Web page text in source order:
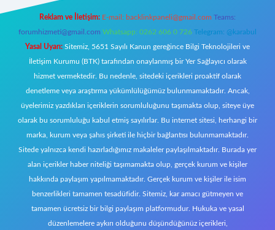
Reklam ve İletişim: E-mail: backlinkpaneli@gmail.com Teams:
forumhizmeti@gmail.com Whatsapp: 0262 606 0 726 Telegram: @karabul
Yasal Uyarı: Sitemiz, 5651 Sayılı Kanun gereğince Bilgi Teknolojileri ve
İletişim Kurumu (BTK) tarafından onaylanmış bir Yer Sağlayıcı olarak
hizmet vermektedir. Bu nedenle, sitedeki içerikleri proaktif olarak
denetleme veya araştırma yükümlülüğümüz bulunmamaktadır. Ancak,
üyelerimiz yazdıkları içeriklerin sorumluluğunu taşımakta olup, siteye üye
olarak bu sorumluluğu kabul etmiş sayılırlar. Bu internet sitesi, herhangi bir
marka, kurum veya şahıs şirketi ile hiçbir bağlantısı bulunmamaktadır.
Sitede yalnızca kendi hazırladığımız makaleler paylaşılmaktadır. Burada yer
alan içerikler haber niteliği taşımamakta olup, gerçek kurum ve kişiler
hakkında paylaşım yapılmamaktadır. Gerçek kurum ve kişiler ile isim
benzerlikleri tamamen tesadüfidir. Sitemiz, kar amacı gütmeyen ve
tamamen ücretsiz bir bilgi paylaşım platformudur. Hukuka ve yasal
düzenlemelere aykırı olduğunu düşündüğünüz içerikleri,